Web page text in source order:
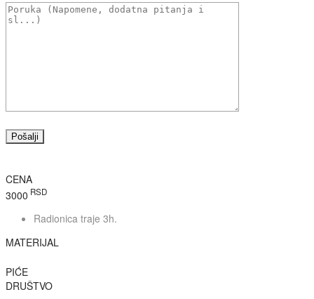
CENA
3000 RSD
Radionica traje 3h.
MATERIJAL
PIĆE
DRUŠTVO